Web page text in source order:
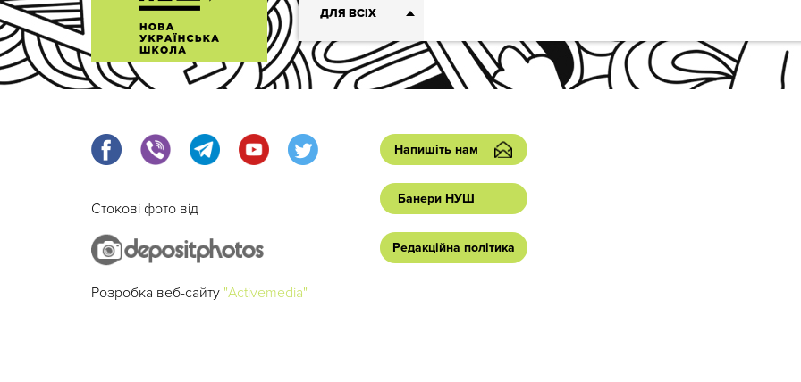
ДЛЯ ВСІХ
Стокові фото від
Розробка веб-сайту "Activemedia"
Напишіть нам
Банери НУШ
Редакційна політика